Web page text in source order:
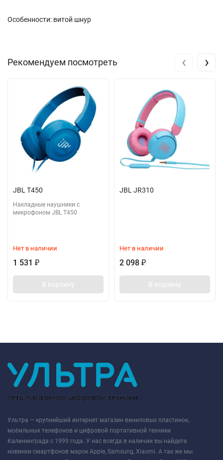
Особенности: витой шнур
Рекомендуем посмотреть
JBL T450
Накладные наушники с
микрофоном JBL T450
Нет в наличии
1 531 ₽
В корзину
JBL JR310
Нет в наличии
2 098 ₽
В корзину
‹ ›
Ультра — крупнейший интернет магазин виниловых пластинок,
мобильных телефонов и цифровой портативной техники
Калининграда с 1999 года. У нас всегда в наличии вы найдете
новинки смартфонов марок Apple, Samsung, Xiaomi. А так же мы